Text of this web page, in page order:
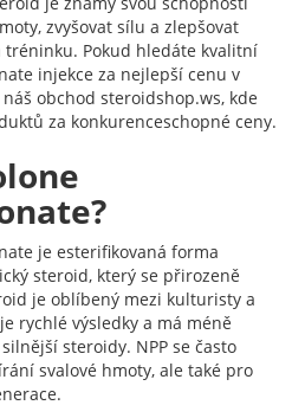
zvyšovat sílu a zlepšovat
Pokud hledáte kvalitní
injekce za nejlepší cenu v
obchod steroidshop.ws, kde
za konkurenceschopné ceny.
je esterifikovaná forma
steroid, který se přirozeně
je oblíbený mezi kulturisty a
rychlé výsledky a má méně
steroidy. NPP se často
svalové hmoty, ale také pro